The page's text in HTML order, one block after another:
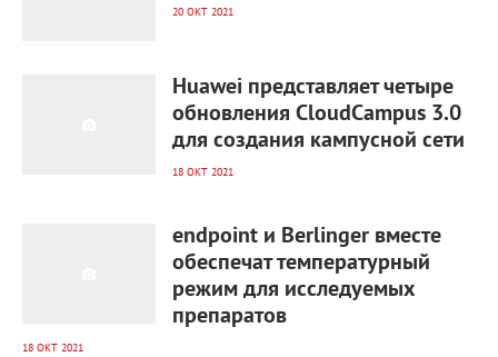
20 ОКТ 2021
Huawei представляет четыре
обновления CloudCampus 3.0
для создания кампусной сети
18 ОКТ 2021
endpoint и Berlinger вместе
обеспечат температурный
режим для исследуемых
препаратов
18 ОКТ 2021